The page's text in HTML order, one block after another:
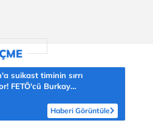
suikast timinin sırrı
FETÖ'cü Burkay
Haberi Görüntüle